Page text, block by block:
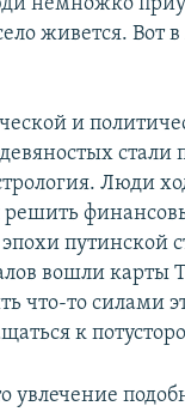
живется. Вот
и
стали
Люди
решить
путинской
вошли карты
что-то силами
к
увлечение